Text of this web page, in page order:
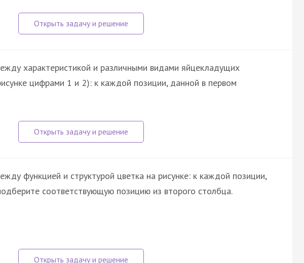
характеристикой и различными видами яйцекладущих
цифрами 1 и 2): к каждой позиции, данной в первом
функцией и структурой цветка на рисунке: к каждой позиции,
соответствующую позицию из второго столбца.